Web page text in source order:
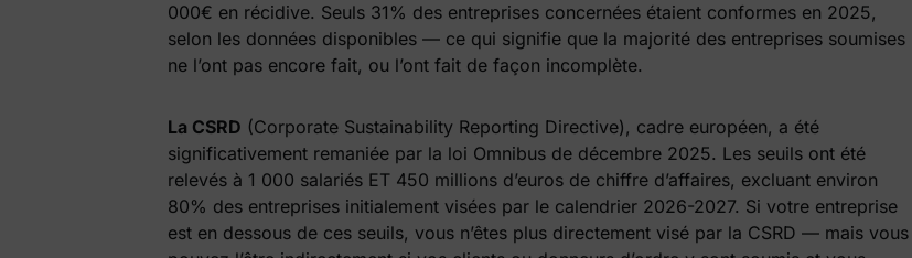
000€ en récidive. Seuls 31% des entreprises concernées étaient conformes en 2025,
selon les données disponibles — ce qui signifie que la majorité des entreprises soumises
ne l’ont pas encore fait, ou l’ont fait de façon incomplète.
La CSRD (Corporate Sustainability Reporting Directive), cadre européen, a été
significativement remaniée par la loi Omnibus de décembre 2025. Les seuils ont été
relevés à 1 000 salariés ET 450 millions d’euros de chiffre d’affaires, excluant environ
80% des entreprises initialement visées par le calendrier 2026-2027. Si votre entreprise
est en dessous de ces seuils, vous n’êtes plus directement visé par la CSRD — mais vous